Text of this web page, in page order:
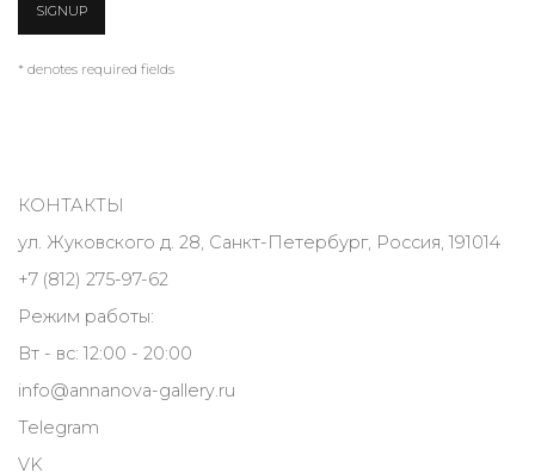
SIGNUP
* denotes required fields
КОНТАКТЫ
ул. Жуковского д. 28, Санкт-Петербург, Россия, 191014
+7 (812) 275-97-62
Режим работы:
Вт - вс: 12:00 - 20:00
info@annanova-gallery.ru
Telegram
VK